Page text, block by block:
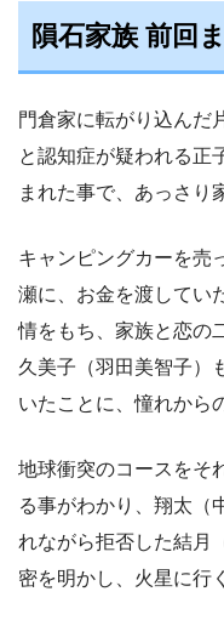
隕石家族 前回
門倉家に転がり込んだ
と認知症が疑われる正
まれた事で、あっさり
キャンピングカーを売
瀬に、お金を渡してい
情をもち、家族と恋の
久美子（羽田美智子）
いたことに、憧れから
地球衝突のコースをそ
る事がわかり、翔太（
れながら拒否した結月
密を明かし、火星に行